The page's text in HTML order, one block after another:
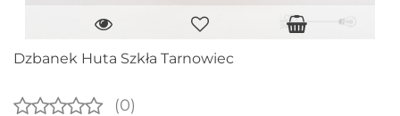
Dzbanek Huta Szkła Tarnowiec
(0)